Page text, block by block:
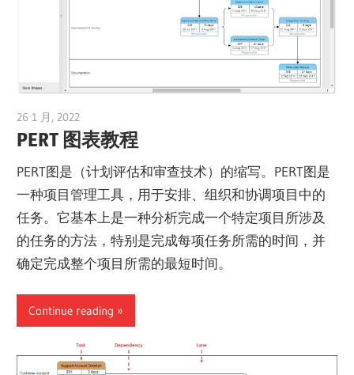
26 1 月, 2022
PERT 图表教程
PERT图是（计划评估和审查技术）的缩写。PERT图是
一种项目管理工具，用于安排、组织和协调项目中的
任务。它基本上是一种分析完成一个特定项目所涉及
的任务的方法，特别是完成每项任务所需的时间，并
确定完成整个项目所需的最短时间。
Continue reading